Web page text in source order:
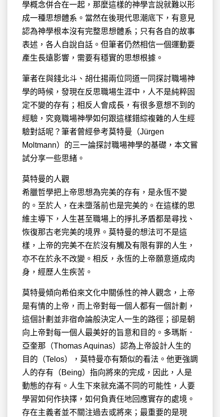
學概念併合在一起，那麼這樣的神學言說就難以形
成一種思想體系。當然在後現代思潮底下，有意見
認為神學根本沒有完整思想體系；只有各自的故事
表述，各人自說自話。但筆者仍然相信一個運動要
產生長遠影響，需要有穩實的思想根據。
筆者在與錢北斗、胡仕揚兩位同道一同探討職場神
學的時候，發現在反思職場生涯中，人不是純粹固
定不變的存有；相反人會成長，有很多意想不到的
經驗，究竟職場神學如何跟這樣錯綜複雜的人生經
驗對話呢？筆者曾經參考莫特曼（Jürgen
Moltmann）的三一論探討職場神學的基礎，本文嘗
試分享一些思緒。
莫特曼的人觀
希臘哲學把上帝思想為完美的存有，是永恆不變
的。至於人，在未墮落前也是完美的。在這樣的思
維主導下，人生甚至職場上的掙扎矛盾都是尋找、
恢復那古老完美的境界。莫特曼的想法可不是這
樣，上帝的完美不在於沒有觸及有限有罪的人生，
亦不在於永不改變。相反，永恆的上帝願意道成肉
身，經歷人生疾苦。
莫特曼傾向希伯來文化中關係性的神人觀念，上帝
是有情的上帝，而上帝對每一個人都有一個計劃，
這個計劃並非宿命論般決定人一生的路徑；卻是朝
向上帝對每一個人最美好的旨意和目的。多瑪斯．
亞奎那（Thomas Aquinas）認為上帝設計人生的
目的（Telos），莫特曼亦有類似的看法。他更強調
人的存有（Being）指向將來的完成，因此，人是
動態的存有。人生下來就充滿不同的可能性，人要
學習如何作抉擇，如何負責任地回應實存的處境。
存在主義者並不關注過去或將來；最重要的是現